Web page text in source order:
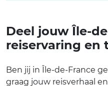
Deel jouw Île-
reiservaring en
Ben jij in Île-de-France
graag jouw reisverhaal